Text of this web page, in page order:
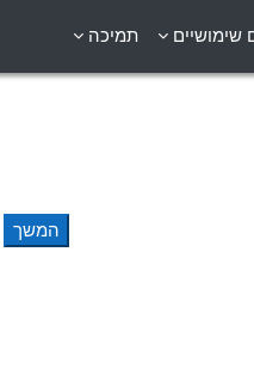
שימושיים תמיכה
המשך